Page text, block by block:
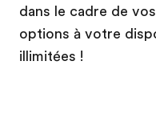
dans le cadre de
options à votre
illimitées !